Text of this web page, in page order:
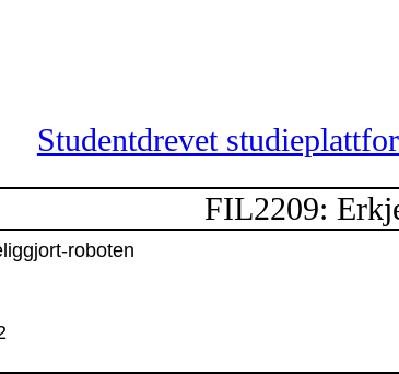
Studentdrevet
FIL2209:
roboten